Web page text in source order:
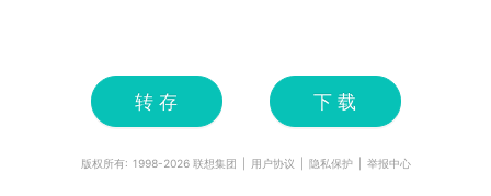
转 存 下 载
版权所有: 1998-2026联想集团 用户协议 隐私保护 举报中心